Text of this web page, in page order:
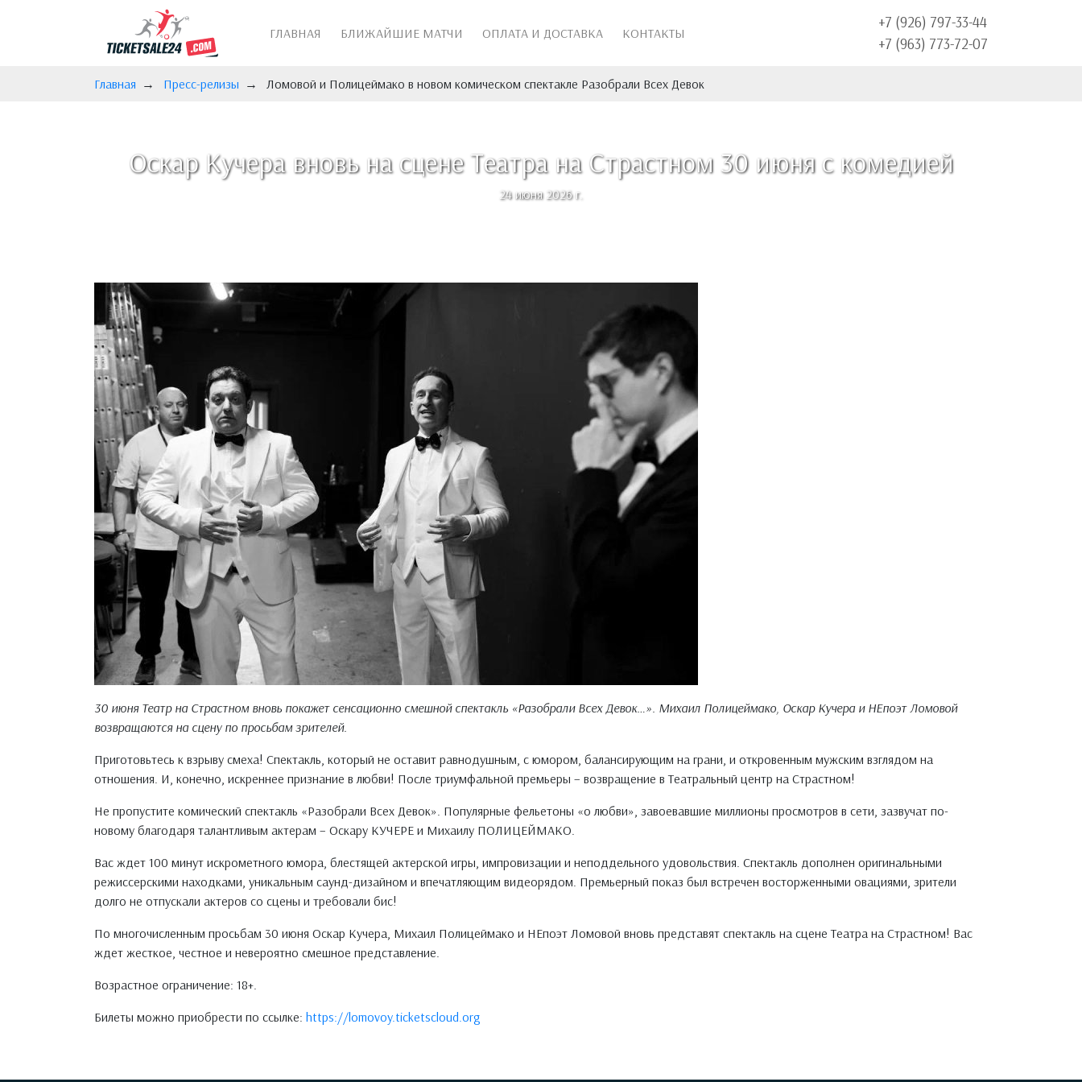
ГЛАВНАЯ БЛИЖАЙШИЕ МАТЧИ ОПЛАТА И ДОСТАВКА КОНТАКТЫ
+7 (926) 797-33-44
+7 (963) 773-72-07
Главная Пресс-релизы Ломовой и Полицеймако в новом комическом спектакле Разобрали Всех Девок
Оскар Кучера вновь на сцене Театра на Страстном 30 июня с комедией
24 июня 2026 г.
30 июня Театр на Страстном вновь покажет сенсационно смешной спектакль «Разобрали Всех Девок…». Михаил Полицеймако, Оскар Кучера и НЕпоэт Ломовой
возвращаются на сцену по просьбам зрителей.
Приготовьтесь к взрыву смеха! Спектакль, который не оставит равнодушным, с юмором, балансирующим на грани, и откровенным мужским взглядом на
отношения. И, конечно, искреннее признание в любви! После триумфальной премьеры – возвращение в Театральный центр на Страстном!
Не пропустите комический спектакль «Разобрали Всех Девок». Популярные фельетоны «о любви», завоевавшие миллионы просмотров в сети, зазвучат по-
новому благодаря талантливым актерам – Оскару КУЧЕРЕ и Михаилу ПОЛИЦЕЙМАКО.
Вас ждет 100 минут искрометного юмора, блестящей актерской игры, импровизации и неподдельного удовольствия. Спектакль дополнен оригинальными
режиссерскими находками, уникальным саунд-дизайном и впечатляющим видеорядом. Премьерный показ был встречен восторженными овациями, зрители
долго не отпускали актеров со сцены и требовали бис!
По многочисленным просьбам 30 июня Оскар Кучера, Михаил Полицеймако и НЕпоэт Ломовой вновь представят спектакль на сцене Театра на Страстном! Вас
ждет жесткое, честное и невероятно смешное представление.
Возрастное ограничение: 18+.
Билеты можно приобрести по ссылке: https://lomovoy.ticketscloud.org